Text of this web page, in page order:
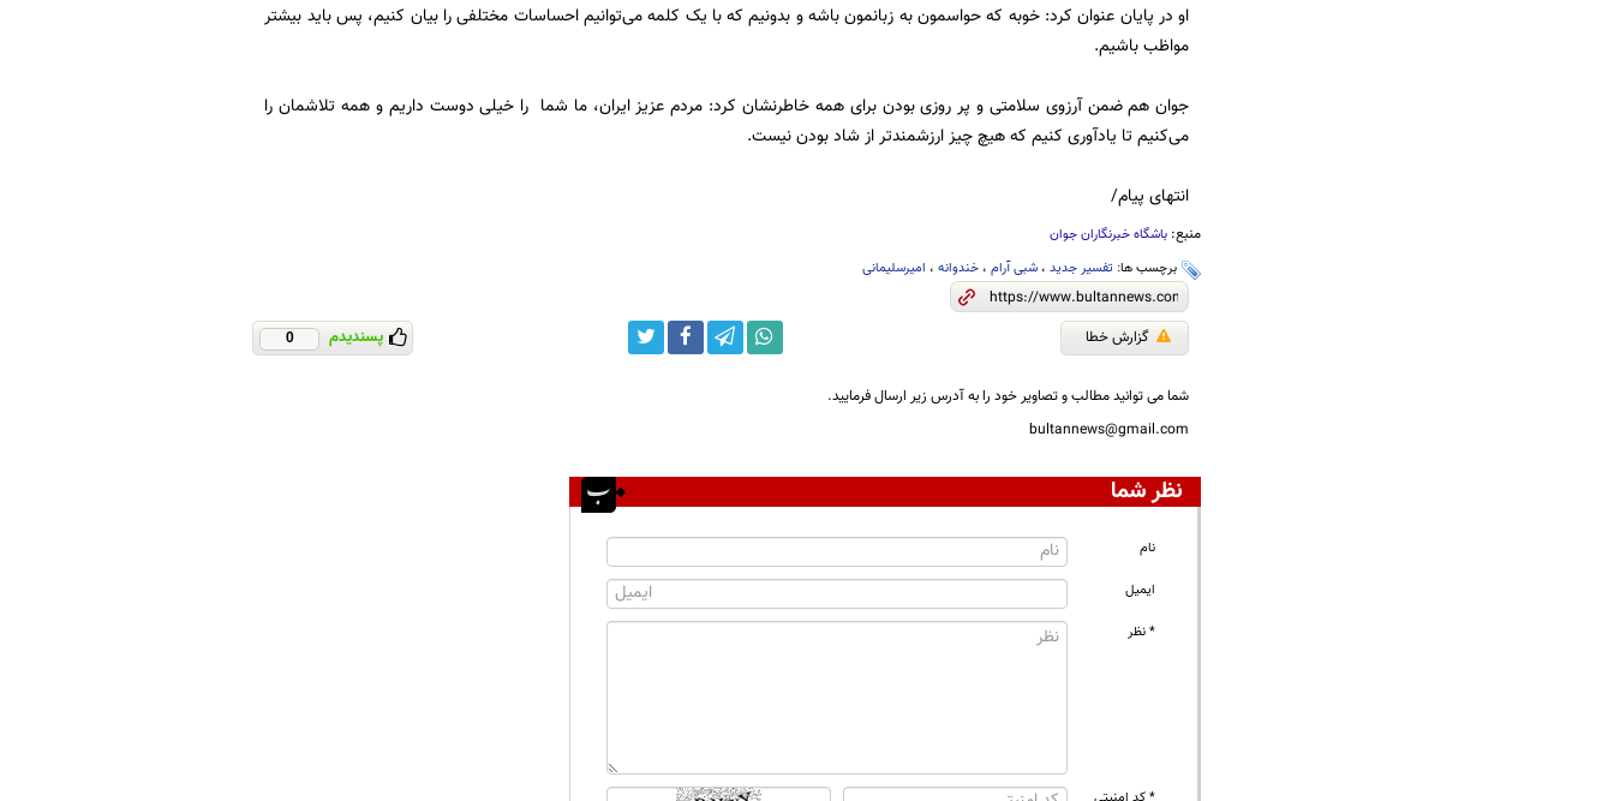
او در پایان عنوان کرد: خوبه که حواسمون به زبانمون باشه و بدونیم که با یک کلمه می‌توانیم احساسات مختلفی را بیان کنیم، پس باید بیشتر
مواظب باشیم.
جوان هم ضمن آرزوی سلامتی و پر روزی بودن برای همه خاطرنشان کرد: مردم عزیز ایران، ما شما را خیلی دوست داریم و همه تلاشمان را
می‌کنیم تا یادآوری کنیم که هیچ چیز ارزشمندتر از شاد بودن نیست.
انتهای پیام/
منبع: باشگاه خبرنگاران جوان
برچسب ها: تفسیر جدید، شبی آرام، خندوانه، امیرسلیمانی
گزارش خطا پسندیدم 0
شما می توانید مطالب و تصاویر خود را به آدرس زیر ارسال فرمایید.
bultannews@gmail.com
نظر شما
نام
ایمیل
* نظر